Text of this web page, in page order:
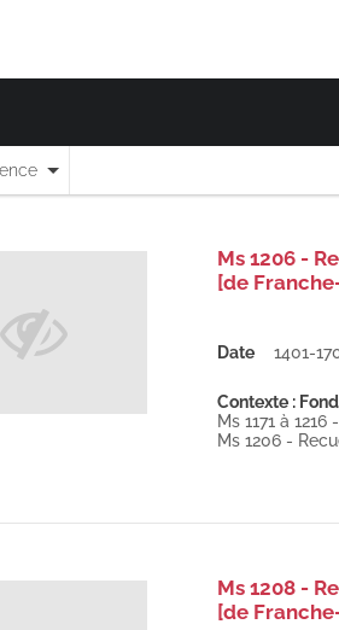
Ms 1206 -
[de
Date 1401-
Contexte :
Ms 1171 à
Ms 1206 -
Ms 1208 -
[de